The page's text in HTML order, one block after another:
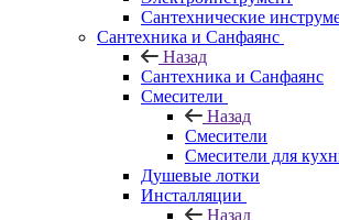
Сантехнические
Сантехника и Санфаянс
Назад
Сантехника и Санфаянс
Смесители
Назад
Смесители
Смесители для
Душевые лотки
Инсталляции
Назад